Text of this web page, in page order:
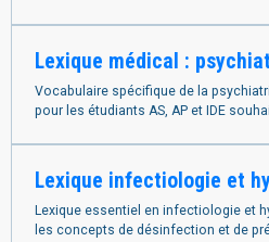
Lexique médical :
Vocabulaire spécifique de la
pour les étudiants AS, AP et IDE
Lexique infectiologie et
Lexique essentiel en infectiologie et
les concepts de désinfection et de